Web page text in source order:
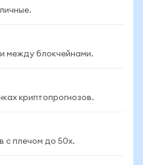
и между блокчейнами.
криптопрогнозов.
с плечом до 50x.